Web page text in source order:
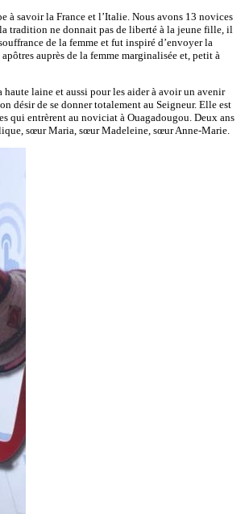
à savoir la France et l’Italie. Nous avons 13 novices
tradition ne donnait pas de liberté à la jeune fille, il
de la femme et fut inspiré d’envoyer la
auprès de la femme marginalisée et, petit à
laine et aussi pour les aider à avoir un avenir
désir de se donner totalement au Seigneur. Elle est
qui entrèrent au noviciat à Ouagadougou. Deux ans
sœur Maria, sœur Madeleine, sœur Anne-Marie.